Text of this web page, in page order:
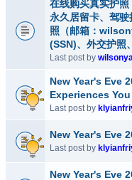
在线购买真实护
永久居留卡、驾
照（邮箱：
(SSN)、外交护照
Last post by
New Year's Eve
Experiences
Last post by
New Year's Eve
Last post by
New Year's Eve